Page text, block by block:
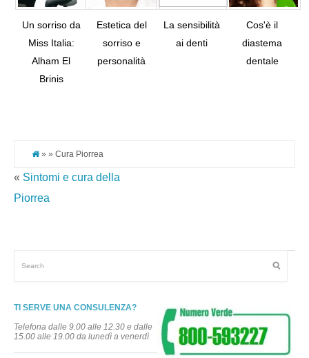
Un sorriso da
Miss Italia:
Alham El
Brinis
Estetica del
sorriso e
personalità
La sensibilità
ai denti
Cos'è il
diastema
dentale
» » Cura Piorrea
« Sintomi e cura della
Piorrea
TI SERVE UNA CONSULENZA?
Telefona dalle 9.00 alle 12.30 e dalle
15.00 alle 19.00 da lunedì a venerdì